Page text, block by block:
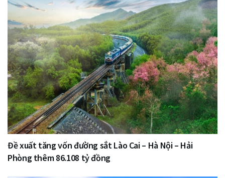
Đề xuất tăng vốn đường sắt Lào Cai – Hà Nội – Hải
Phòng thêm 86.108 tỷ đồng